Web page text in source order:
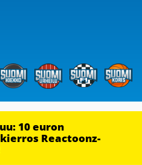
10 euron
Reactoonz-